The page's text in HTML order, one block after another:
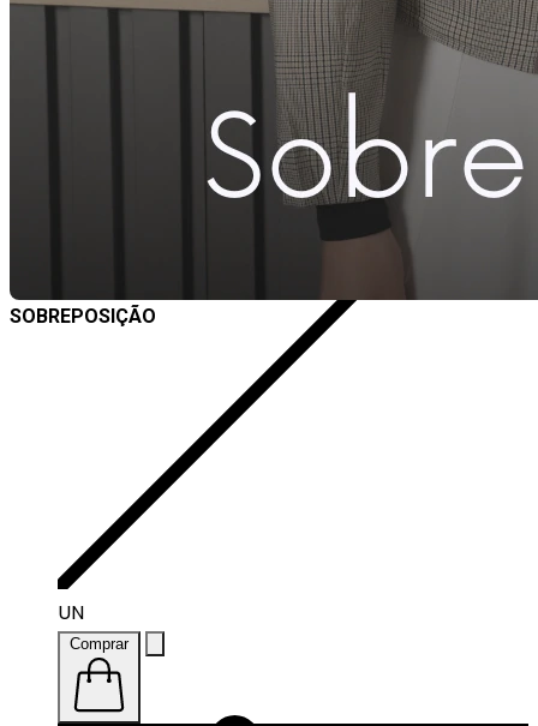
SOBREPOSIÇÃO
UN
Comprar